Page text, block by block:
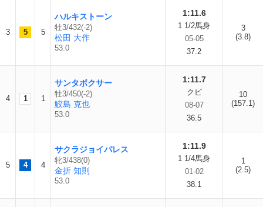
3 5 5
ハルキストーン
牡3/432(-2)
松田 大作
53.0
1:11.6
1 1/2馬身
05-05
37.2
3
(3.8)
4 1 1
サンタボクサー
牡3/450(-2)
鮫島 克也
53.0
1:11.7
クビ
08-07
36.5
10
(157.1)
5 4 4
サクラジョイパレス
牝3/438(0)
金折 知則
53.0
1:11.9
1 1/4馬身
01-02
38.1
1
(2.5)